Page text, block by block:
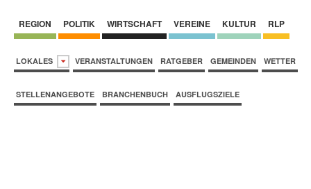
REGION POLITIK WIRTSCHAFT VEREINE KULTUR RLP
LOKALES VERANSTALTUNGEN RATGEBER GEMEINDEN WETTER
STELLENANGEBOTE BRANCHENBUCH AUSFLUGSZIELE